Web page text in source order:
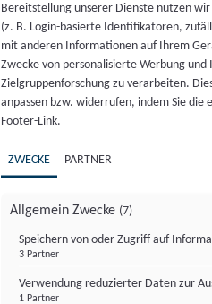
Bereitstellung unserer Dienste nutzen wir
(z. B. Login-basierte Identifikatoren,
mit anderen Informationen auf Ihrem
Zwecke von personalisierte Werbung
Zielgruppenforschung zu verarbeiten.
anpassen bzw. widerrufen, indem Sie
Footer-Link.
ZWECKE PARTNER
Allgemein Zwecke (7)
Speichern von oder Zugriff auf
3 Partner
Verwendung reduzierter Daten zur
1 Partner